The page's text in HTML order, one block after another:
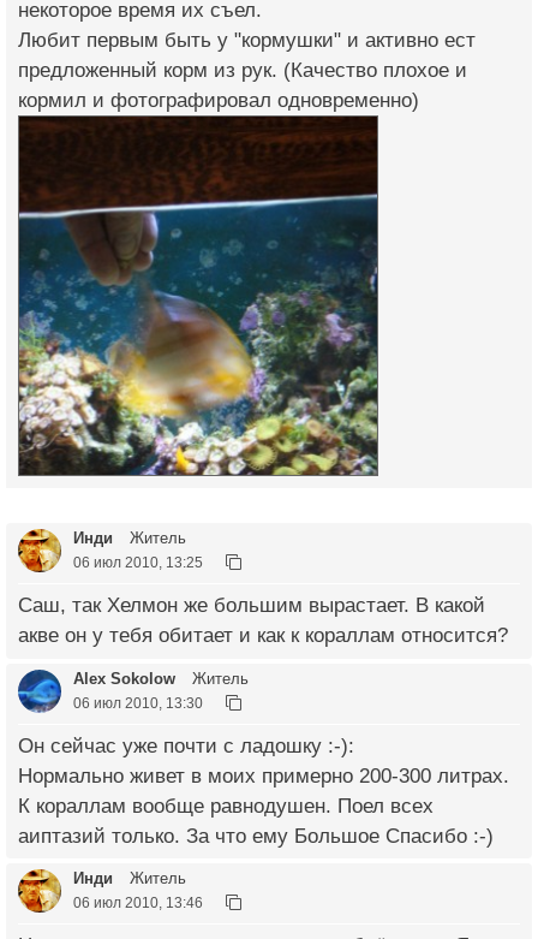
некоторое время их съел.
Любит первым быть у "кормушки" и активно ест
предложенный корм из рук. (Качество плохое и
кормил и фотографировал одновременно)
Инди Житель
06 июл 2010, 13:25
Саш, так Хелмон же большим вырастает. В какой
акве он у тебя обитает и как к кораллам относится?
Alex Sokolow Житель
06 июл 2010, 13:30
Он сейчас уже почти с ладошку :-):
Нормально живет в моих примерно 200-300 литрах.
К кораллам вообще равнодушен. Поел всех
аиптазий только. За что ему Большое Спасибо :-)
Инди Житель
06 июл 2010, 13:46